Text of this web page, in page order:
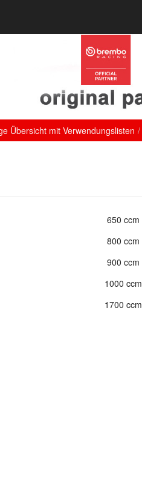
Übersicht mit Verwendungslisten
650 ccm
800 ccm
900 ccm
1000 ccm
1700 ccm